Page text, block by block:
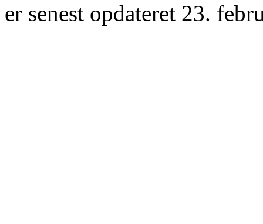
er senest opdateret 23.